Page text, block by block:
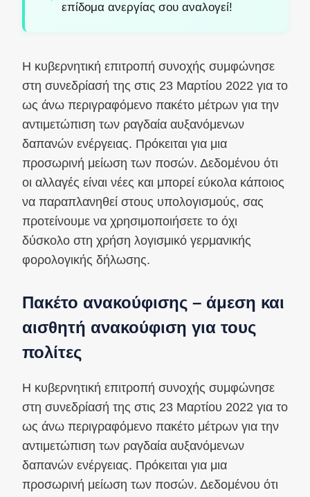
επίδομα ανεργίας σου αναλογεί!
Η κυβερνητική επιτροπή συνοχής συμφώνησε
στη συνεδρίασή της στις 23 Μαρτίου 2022 για το
ως άνω περιγραφόμενο πακέτο μέτρων για την
αντιμετώπιση των ραγδαία αυξανόμενων
δαπανών ενέργειας. Πρόκειται για μια
προσωρινή μείωση των ποσών. Δεδομένου ότι
οι αλλαγές είναι νέες και μπορεί εύκολα κάποιος
να παραπλανηθεί στους υπολογισμούς, σας
προτείνουμε να χρησιμοποιήσετε το όχι
δύσκολο στη χρήση λογισμικό γερμανικής
φορολογικής δήλωσης.
Πακέτο ανακούφισης – άμεση και
αισθητή ανακούφιση για τους
πολίτες
Η κυβερνητική επιτροπή συνοχής συμφώνησε
στη συνεδρίασή της στις 23 Μαρτίου 2022 για το
ως άνω περιγραφόμενο πακέτο μέτρων για την
αντιμετώπιση των ραγδαία αυξανόμενων
δαπανών ενέργειας. Πρόκειται για μια
προσωρινή μείωση των ποσών. Δεδομένου ότι